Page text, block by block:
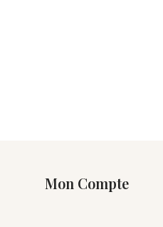
Mon Compte